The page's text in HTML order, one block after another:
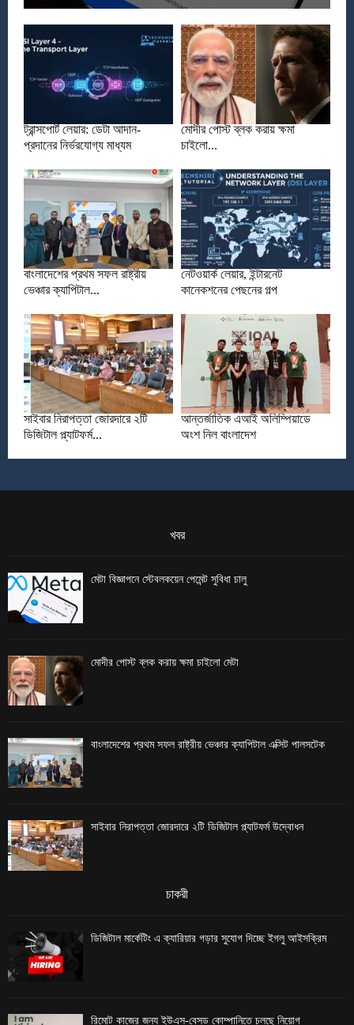
ট্রান্সপোর্ট লেয়ার: ডেটা আদান-
প্রদানের নির্ভরযোগ্য মাধ্যম
মোদীর পোস্ট ব্লক করায় ক্ষমা
চাইলো...
বাংলাদেশের প্রথম সফল রাষ্ট্রীয়
ভেঞ্চার ক্যাপিটাল...
নেটওয়ার্ক লেয়ার, ইন্টারনেট
কানেকশনের পেছনের গল্প
সাইবার নিরাপত্তা জোরদারে ২টি
ডিজিটাল প্ল্যাটফর্ম...
আন্তর্জাতিক এআই অলিম্পিয়াডে
অংশ নিল বাংলাদেশ
খবর
মেটা বিজ্ঞাপনে স্টেবলকয়েন পেমেন্ট সুবিধা চালু
মোদীর পোস্ট ব্লক করায় ক্ষমা চাইলো মেটা
বাংলাদেশের প্রথম সফল রাষ্ট্রীয় ভেঞ্চার ক্যাপিটাল এক্সিট পালসটেক
সাইবার নিরাপত্তা জোরদারে ২টি ডিজিটাল প্ল্যাটফর্ম উদ্বোধন
চাকরী
ডিজিটাল মার্কেটিং এ ক্যারিয়ার গড়ার সুযোগ দিচ্ছে ইগলু আইসক্রিম
রিমোট কাজের জন্য ইউএস-বেসড কোম্পানিতে চলছে নিয়োগ